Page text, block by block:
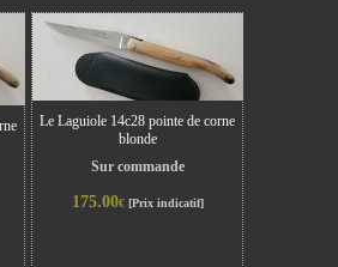
Le Laguiole 14c28 pointe de corne
blonde
Sur commande
175.00€[Prix indicatif]